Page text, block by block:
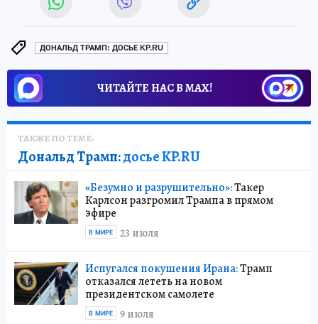
ДОНАЛЬД ТРАМП: ДОСЬЕ KP.RU
ЧИТАЙТЕ НАС В МАХ!
ТАКЖЕ ПО ТЕМЕ:
Дональд Трамп:досье KP.RU
«Безумно и разрушительно»:Такер
Карлсон разгромил Трампа в прямом
эфире
23 июля
В МИРЕ
Испугался покушения Ирана:Трамп
отказался лететь на новом
президентском самолете
9 июля
В МИРЕ